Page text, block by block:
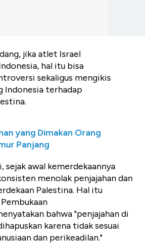
jika atlet Israel
hal itu bisa
sekaligus mengikis
Indonesia terhadap
yang Dimakan Orang
Panjang
sejak awal kemerdekaannya
menolak penjajahan dan
Palestina. Hal itu
bahwa "penjajahan di
karena tidak sesuai
dan perikeadilan."